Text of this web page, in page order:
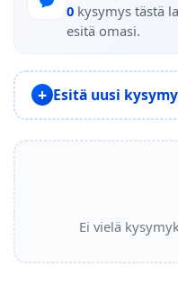
0 kysymys tästä
esitä omasi.
Esitä uusi
Ei vielä